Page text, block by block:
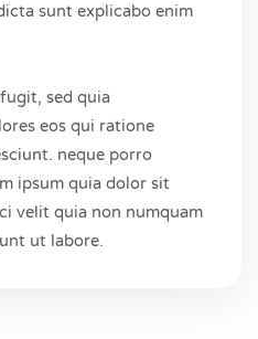
sunt explicabo enim
sed quia
eos qui ratione
neque porro
ipsum quia dolor sit
velit quia non numquam
ut labore.